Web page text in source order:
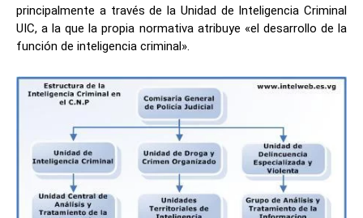
principalmente a través de la Unidad de Inteligencia Criminal
UIC, a la que la propia normativa atribuye «el desarrollo de la
función de inteligencia criminal».